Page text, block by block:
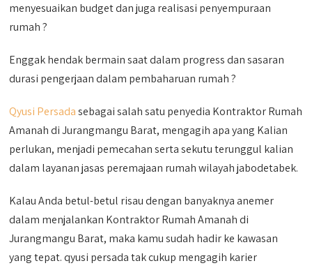
menyesuaikan budget dan juga realisasi penyempuraan
rumah ?
Enggak hendak bermain saat dalam progress dan sasaran
durasi pengerjaan dalam pembaharuan rumah ?
Qyusi Persadasebagai salah satu penyedia Kontraktor Rumah
Amanah di Jurangmangu Barat, mengagih apa yang Kalian
perlukan, menjadi pemecahan serta sekutu terunggul kalian
dalam layanan jasas peremajaan rumah wilayah jabodetabek.
Kalau Anda betul-betul risau dengan banyaknya anemer
dalam menjalankan Kontraktor Rumah Amanah di
Jurangmangu Barat, maka kamu sudah hadir ke kawasan
yang tepat. qyusi persada tak cukup mengagih karier